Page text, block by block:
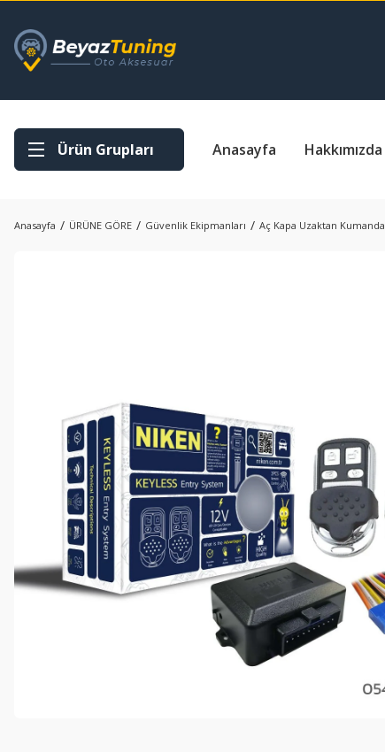
Ürün Grupları Anasayfa Hakkımızda
Anasayfa ÜRÜNE GÖRE Güvenlik Ekipmanları Aç Kapa Uzaktan Kumanda